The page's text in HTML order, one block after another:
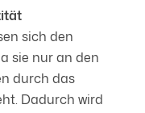
sich den
sie nur an den
durch das
Dadurch wird